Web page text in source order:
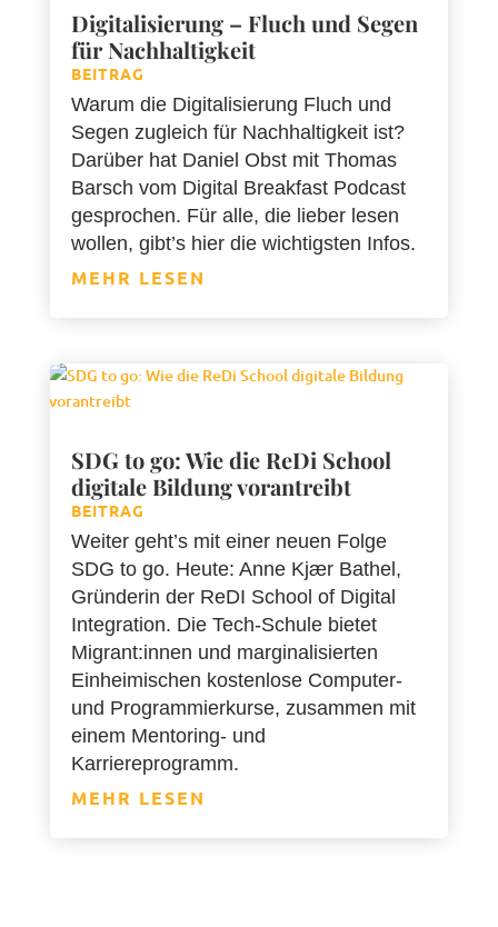
Digitalisierung – Fluch und Segen
für Nachhaltigkeit
BEITRAG
Warum die Digitalisierung Fluch und
Segen zugleich für Nachhaltigkeit ist?
Darüber hat Daniel Obst mit Thomas
Barsch vom Digital Breakfast Podcast
gesprochen. Für alle, die lieber lesen
wollen, gibt’s hier die wichtigsten Infos.
MEHR LESEN
SDG to go: Wie die ReDi School
digitale Bildung vorantreibt
BEITRAG
Weiter geht’s mit einer neuen Folge
SDG to go. Heute: Anne Kjær Bathel,
Gründerin der ReDI School of Digital
Integration. Die Tech-Schule bietet
Migrant:innen und marginalisierten
Einheimischen kostenlose Computer-
und Programmierkurse, zusammen mit
einem Mentoring- und
Karriereprogramm.
MEHR LESEN